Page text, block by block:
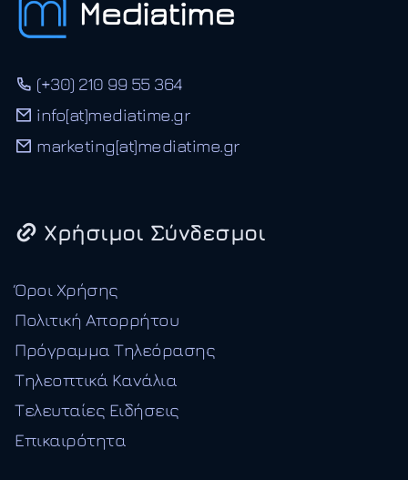
(+30) 210 99 55 364
info[at]mediatime.gr
marketing[at]mediatime.gr
Χρήσιμοι Σύνδεσμοι
Όροι Χρήσης
Πολιτική Απορρήτου
Πρόγραμμα Τηλεόρασης
Τηλεοπτικά Κανάλια
Τελευταίες Ειδήσεις
Επικαιρότητα